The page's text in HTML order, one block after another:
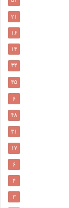
۲۱
۱۶
۱۴
۳۴
۳۵
۶
۴۸
۳۱
۱۷
۶
۴
۳